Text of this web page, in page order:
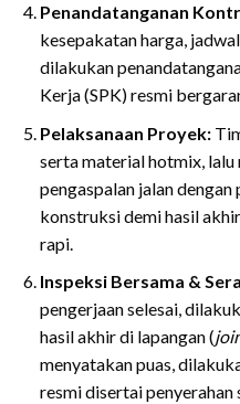
Penandatanganan
kesepakatan harga,
dilakukan
Kerja (SPK) resmi
Pelaksanaan Proyek:
serta material hotmix, lalu
pengaspalan jalan
konstruksi demi hasil
rapi.
Inspeksi Bersama &
pengerjaan selesai,
hasil akhir di lapangan (
menyatakan puas,
resmi disertai